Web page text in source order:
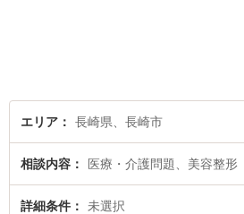
エリア 長崎県、長崎市
相談内容 医療・介護問題、美容整形
詳細条件 未選択